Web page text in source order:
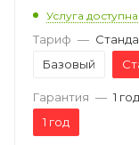
Услуга доступна
Тариф —
Базовый
Гарантия — 1 год
1 год